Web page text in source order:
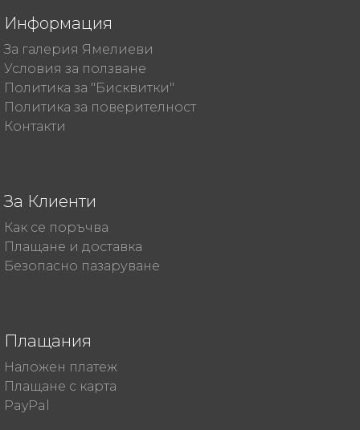
Информация
За галерия Ямелиеви
Условия за ползване
Политика за "Бисквитки"
Политика за поверителност
Контакти
За Клиенти
Как се поръчва
Плащане и доставка
Безопасно пазаруване
Плащания
Наложен платеж
Плащане с карта
PayPal